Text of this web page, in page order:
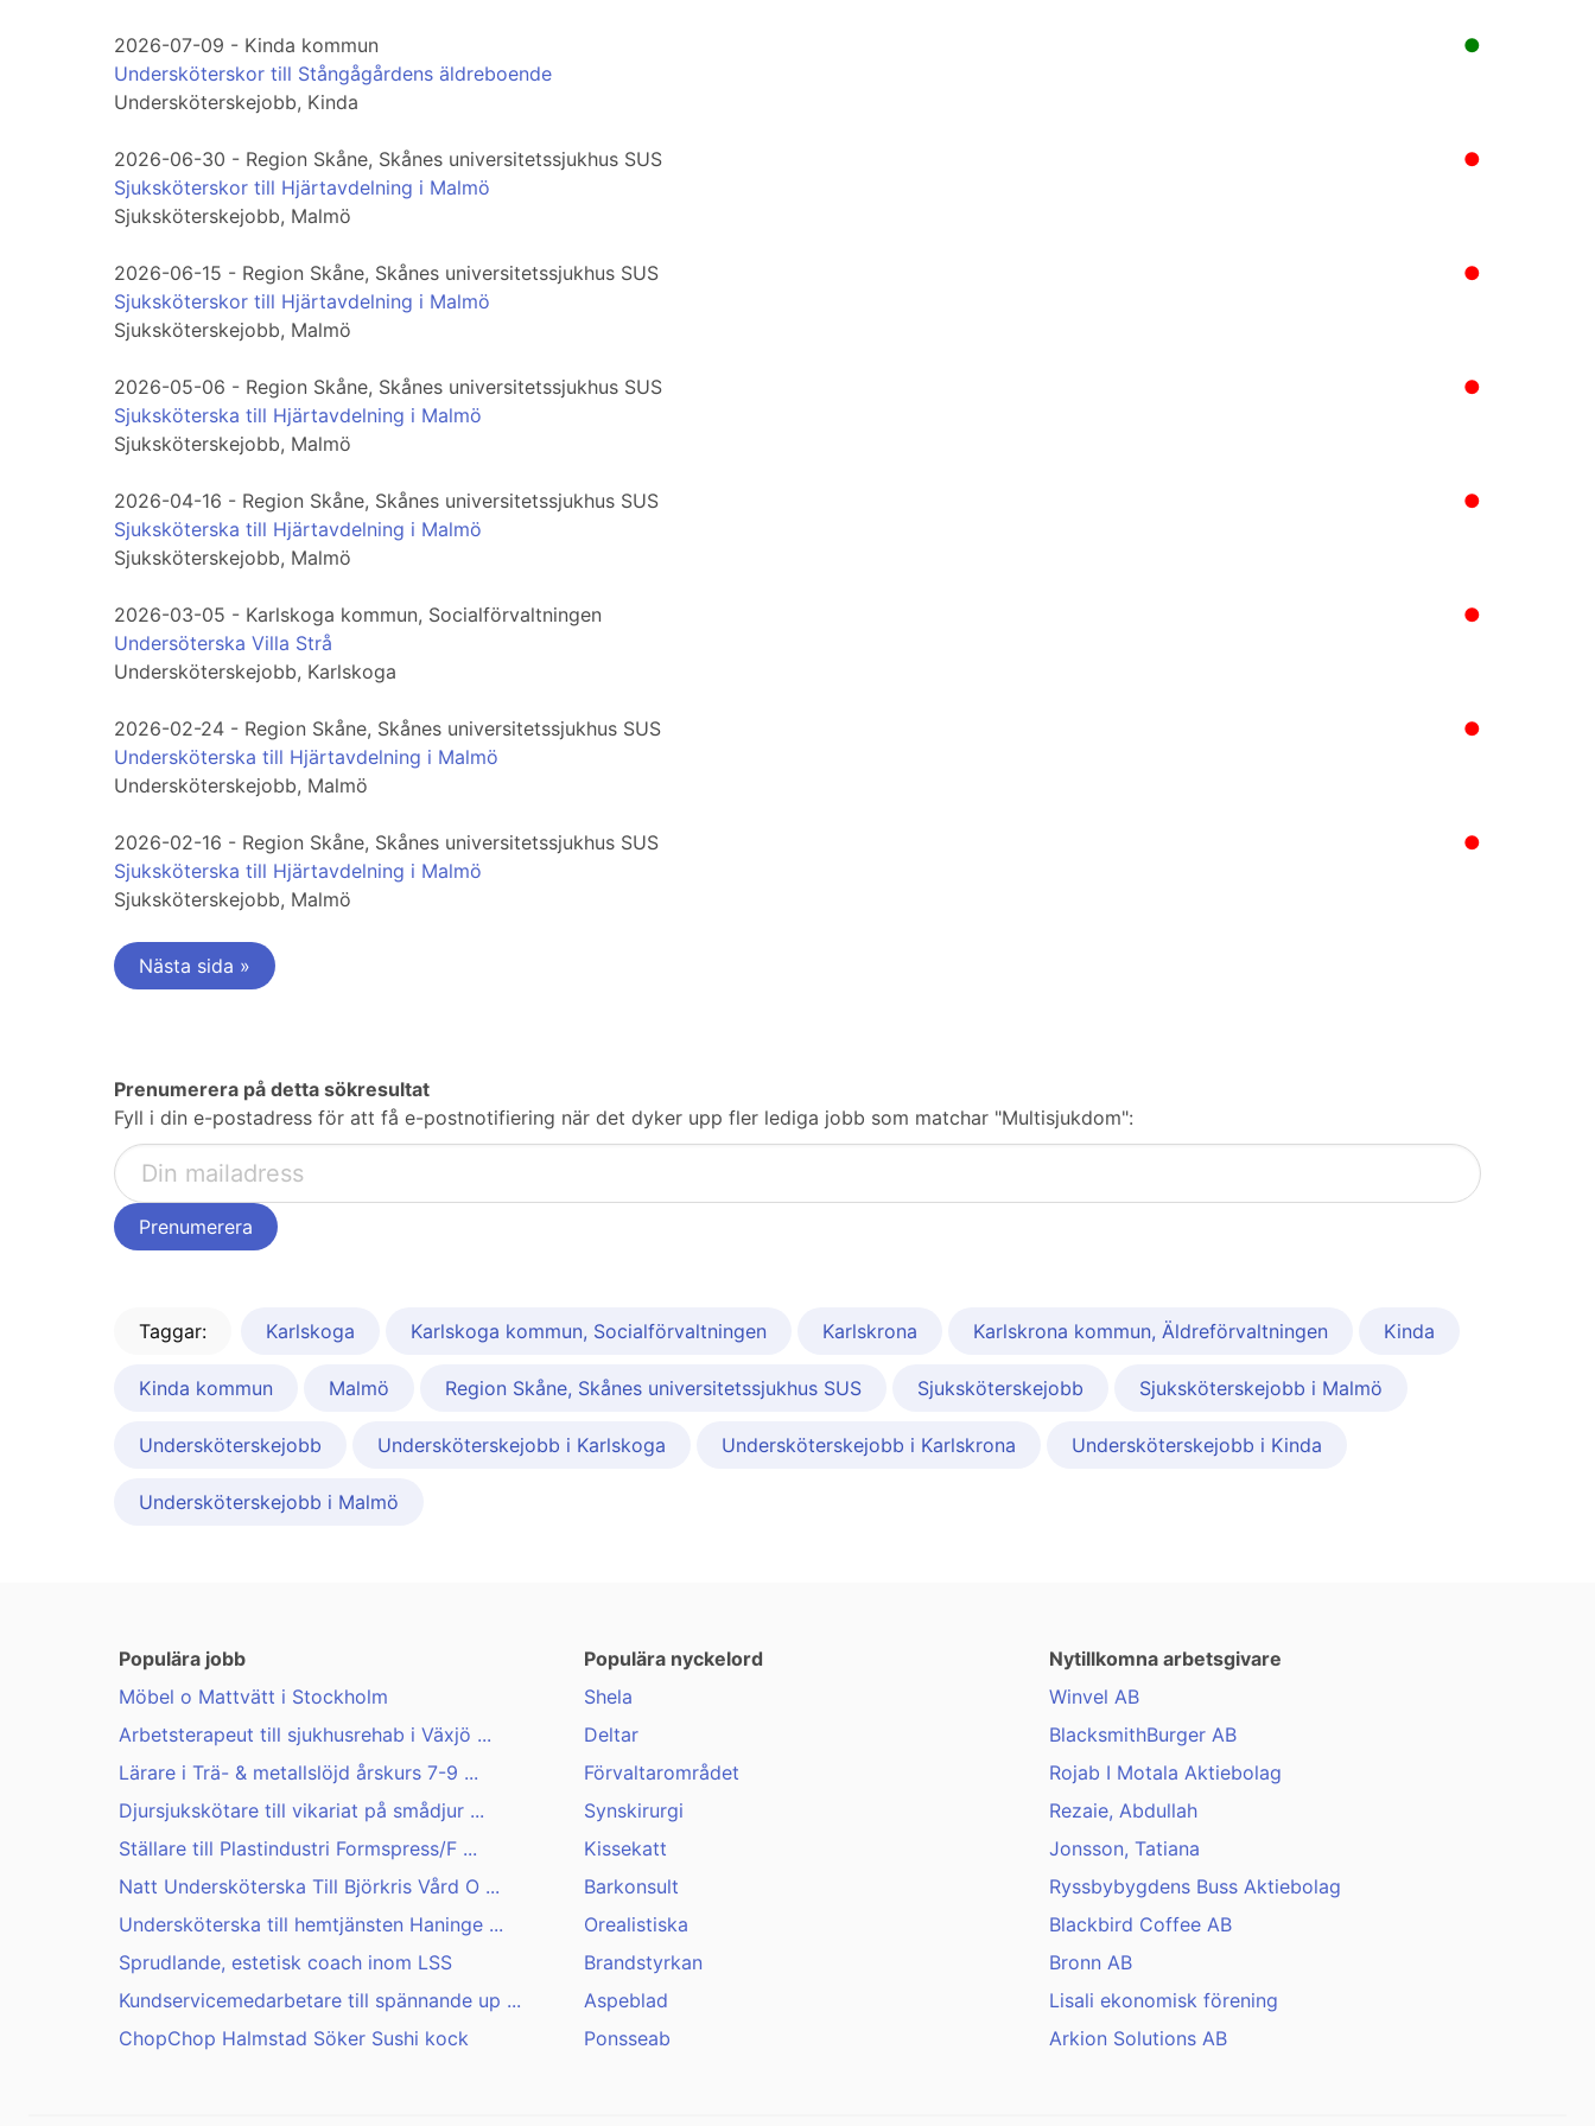
●
2026-07-09 - Kinda kommun
Undersköterskor till Stångågårdens äldreboende
Undersköterskejobb, Kinda
●
2026-06-30 - Region Skåne, Skånes universitetssjukhus SUS
Sjuksköterskor till Hjärtavdelning i Malmö
Sjuksköterskejobb, Malmö
●
2026-06-15 - Region Skåne, Skånes universitetssjukhus SUS
Sjuksköterskor till Hjärtavdelning i Malmö
Sjuksköterskejobb, Malmö
●
2026-05-06 - Region Skåne, Skånes universitetssjukhus SUS
Sjuksköterska till Hjärtavdelning i Malmö
Sjuksköterskejobb, Malmö
●
2026-04-16 - Region Skåne, Skånes universitetssjukhus SUS
Sjuksköterska till Hjärtavdelning i Malmö
Sjuksköterskejobb, Malmö
●
2026-03-05 - Karlskoga kommun, Socialförvaltningen
Undersöterska Villa Strå
Undersköterskejobb, Karlskoga
●
2026-02-24 - Region Skåne, Skånes universitetssjukhus SUS
Undersköterska till Hjärtavdelning i Malmö
Undersköterskejobb, Malmö
●
2026-02-16 - Region Skåne, Skånes universitetssjukhus SUS
Sjuksköterska till Hjärtavdelning i Malmö
Sjuksköterskejobb, Malmö
Nästa sida »
Prenumerera på detta sökresultat
Fyll i din e-postadress för att få e-postnotifiering när det dyker upp fler lediga jobb som matchar "Multisjukdom":
Taggar: Karlskoga Karlskoga kommun, Socialförvaltningen Karlskrona Karlskrona kommun, Äldreförvaltningen Kinda
Kinda kommun Malmö Region Skåne, Skånes universitetssjukhus SUS Sjuksköterskejobb Sjuksköterskejobb i Malmö
Undersköterskejobb Undersköterskejobb i Karlskoga Undersköterskejobb i Karlskrona Undersköterskejobb i Kinda
Undersköterskejobb i Malmö
Populära jobb
Möbel o Mattvätt i Stockholm
Arbetsterapeut till sjukhusrehab i Växjö ...
Lärare i Trä- & metallslöjd årskurs 7-9 ...
Djursjukskötare till vikariat på smådjur ...
Ställare till Plastindustri Formspress/F ...
Natt Undersköterska Till Björkris Vård O ...
Undersköterska till hemtjänsten Haninge ...
Sprudlande, estetisk coach inom LSS
Kundservicemedarbetare till spännande up ...
ChopChop Halmstad Söker Sushi kock
Populära nyckelord
Shela
Deltar
Förvaltarområdet
Synskirurgi
Kissekatt
Barkonsult
Orealistiska
Brandstyrkan
Aspeblad
Ponsseab
Nytillkomna arbetsgivare
Winvel AB
BlacksmithBurger AB
Rojab I Motala Aktiebolag
Rezaie, Abdullah
Jonsson, Tatiana
Ryssbybygdens Buss Aktiebolag
Blackbird Coffee AB
Bronn AB
Lisali ekonomisk förening
Arkion Solutions AB